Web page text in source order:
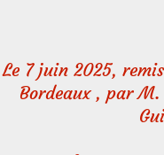
Le 7 juin 2025,
Bordeaux , par